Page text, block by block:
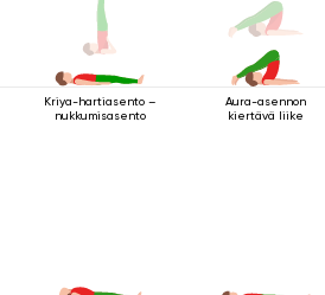
Kriya-hartiasento –
nukkumisasento
Aura-asennon
kiertävä liike